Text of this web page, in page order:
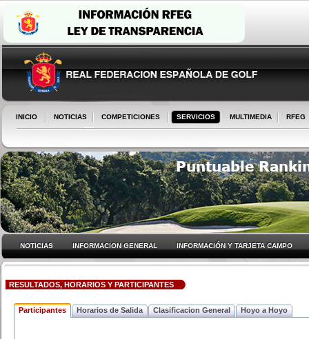
INICIO NOTICIAS COMPETICIONES SERVICIOS MULTIMEDIA RFEG
NOTICIAS INFORMACION GENERAL INFORMACIÓN Y TARJETA CAMPO
RESULTADOS, HORARIOS Y PARTICIPANTES
Participantes Horarios de Salida Clasificacion General Hoyo a Hoyo